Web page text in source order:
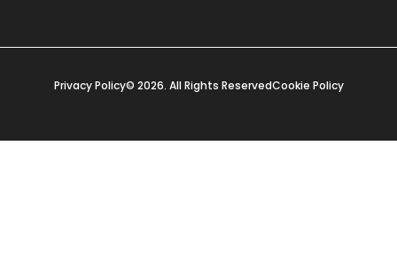
Privacy Policy© 2026. All Rights ReservedCookie Policy